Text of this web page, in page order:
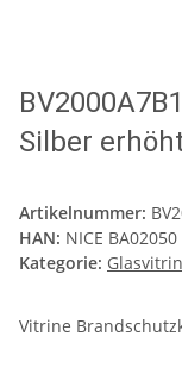
Silber
Artikelnummer:
HAN: NICE BA02050
Kategorie:
Vitrine